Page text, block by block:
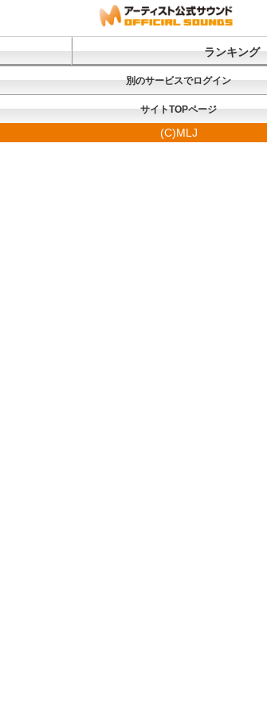
ランキング
別のサービスでログイン
サイトTOPページ
(C)MLJ